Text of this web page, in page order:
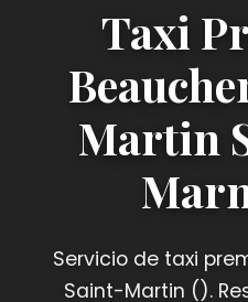
Taxi
Martin
Servicio de taxi
Saint-Martin ().